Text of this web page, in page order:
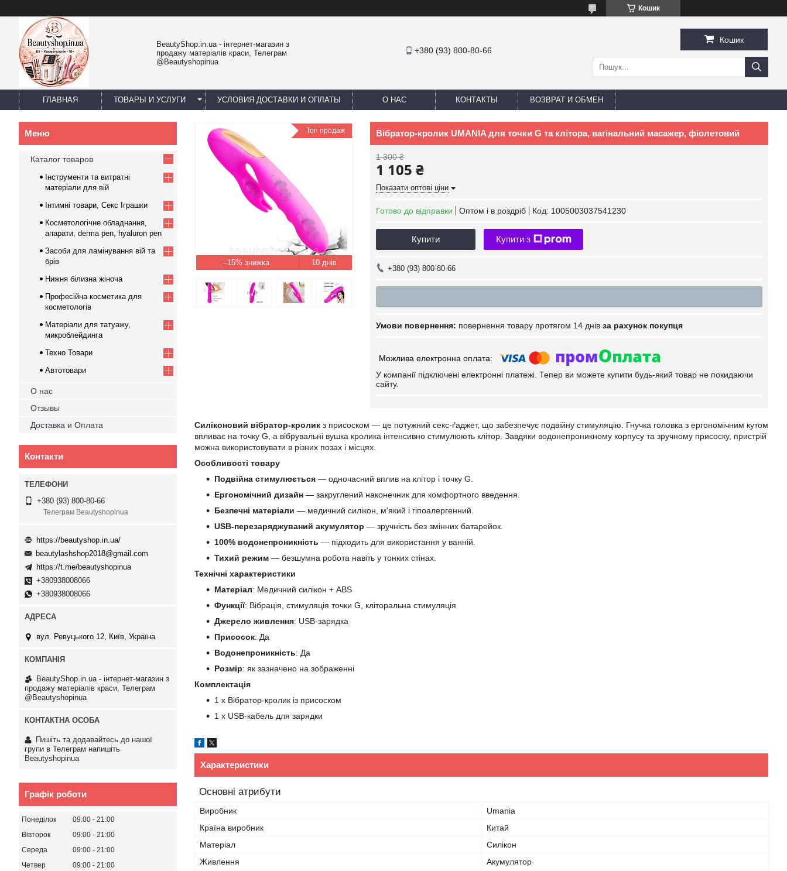
Кошик
BeautyShop.in.ua - інтернет-магазин з
продажу матеріалів краси, Телеграм
@Beautyshopinua
+380 (93) 800-80-66
Кошик
ГЛАВНАЯ ТОВАРЫ И УСЛУГИ УСЛОВИЯ ДОСТАВКИ И ОПЛАТЫ О НАС КОНТАКТЫ ВОЗВРАТ И ОБМЕН
–15% 10 днів
Топ продаж Вібратор-кролик UMANIA для точки G та клітора, вагінальний масажер, фіолетовий
1 300 ₴
1 105 ₴
Показати оптові ціни
Готово до відправки Оптом і в роздріб Код: 1005003037541230
Купити Купити з
+380 (93) 800-80-66
повернення товару протягом 14 днів за рахунок покупця
У компанії підключені електронні платежі. Тепер ви можете купити будь-який товар не покидаючи
сайту.
Силіконовий вібратор-кролик з присоском — це потужний секс-ґаджет, що забезпечує подвійну стимуляцію. Гнучка головка з ергономічним кутом
впливає на точку G, а вібрувальні вушка кролика інтенсивно стимулюють клітор. Завдяки водонепроникному корпусу та зручному присоску, пристрій
можна використовувати в різних позах і місцях.
Особливості товару
Подвійна стимулюється — одночасний вплив на клітор і точку G.
Ергономічний дизайн — закруглений наконечник для комфортного введення.
Безпечні матеріали — медичний силікон, м'який і гіпоалергенний.
USB-перезаряджуваний акумулятор — зручність без змінних батарейок.
100% водонепроникність — підходить для використання у ванній.
Тихий режим — безшумна робота навіть у тонких стінах.
Технічні характеристики
Матеріал: Медичний силікон + ABS
Функції: Вібрація, стимуляція точки G, кліторальна стимуляція
Джерело живлення: USB-зарядка
Присосок: Да
Водонепроникність: Да
Розмір: як зазначено на зображенні
Комплектація
1 х Вібратор-кролик із присоском
1 х USB-кабель для зарядки
Характеристики
Основні атрибути
Виробник
Umania
Країна виробник
Китай
Матеріал
Силікон
Живлення
Акумулятор
Каталог товаров
Інструменти та витратні
матеріали для вій
Інтимні товари, Секс Іграшки
Косметологічне обладнання,
апарати, derma pen, hyaluron pen
Засоби для ламінування вій та
брів
Нижня білизна жіноча
Професійна косметика для
косметологів
Матеріали для татуажу,
микроблейдинга
Техно Товари
Автотовари
О нас
Отзывы
Доставка и Оплата
Контакти
+380 (93) 800-80-66
Телеграм Beautyshopinua
https://beautyshop.in.ua/
beautylashshop2018@gmail.com
https://t.me/beautyshopinua
+380938008066
+380938008066
вул. Ревуцького 12, Київ, Україна
BeautyShop.in.ua - інтернет-магазин з
продажу матеріалів краси, Телеграм
@Beautyshopinua
Пишіть та додавайтесь до нашої
групи в Телеграм напишіть
Beautyshopinua
Графік роботи
Понеділок 09:00
21:00
Вівторок
09:00
21:00
Середа
09:00
21:00
Четвер
09:00
21:00